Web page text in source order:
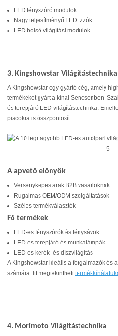
LED fényszóró modulok
Nagy teljesítményű LED izzók
LED belső világítási modulok
3. Kingshowstar Világítástechnika
A Kingshowstar egy gyártó cég, amely
termékeket gyárt a kínai Sencsenben.
és terepjáró LED-világítástechnika.
piacokra is összpontosít.
Alapvető előnyök
Versenyképes árak B2B vásárlóknak
Rugalmas OEM/ODM szolgáltatások
Széles termékválaszték
Fő termékek
LED-es fényszórók és fénysávok
LED-es terepjáró és munkalámpák
LED-es kerék- és díszvilágítás
A Kingshowstar ideális a forgalmazók és
számára. Itt megtekintheti
4. Morimoto Világítástechnika